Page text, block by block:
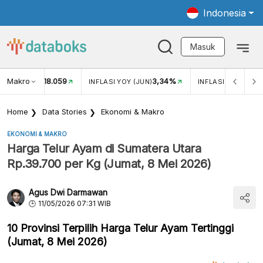
Indonesia
Masuk
Makro
USD/IDR 18.059 INFLASI YOY (JUN)3,34% INFLASI MOM
Home Data Stories Ekonomi & Makro
EKONOMI & MAKRO
Harga Telur Ayam di Sumatera Utara
Rp.39.700 per Kg (Jumat, 8 Mei 2026)
Agus Dwi Darmawan
11/05/2026 07:31 WIB
10 Provinsi Terpilih Harga Telur Ayam Tertinggi
(Jumat, 8 Mei 2026)